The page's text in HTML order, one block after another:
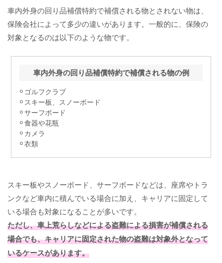
車内外身の回り品補償特約で補償される物とされない物は、
保険会社によって多少の違いがあります。一般的に、保険の
対象となるのは以下のような物です。
車内外身の回り品補償特約で補償される物の例
ゴルフクラブ
スキー板、スノーボード
サーフボード
食器や花瓶
カメラ
衣類
スキー板やスノーボード、サーフボードなどは、座席やトラ
ンクなど車内に積んでいる場合に加え、キャリアに固定して
いる場合も対象になることが多いです。
ただし、車上荒らしなどによる盗難による損害が補償される
場合でも、キャリアに固定された物の盗難は対象外となって
いるケースがあります。